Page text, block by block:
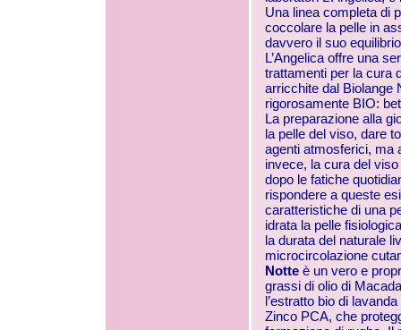
Una linea completa di
coccolare la pelle in
davvero il suo
L’Angelica offre una
trattamenti per la cura
arricchite dal Biolange
rigorosamente BIO:
La preparazione alla
la pelle del viso, dare
agenti atmosferici, ma
invece, la cura del
dopo le fatiche
rispondere a queste
caratteristiche di una
idrata la pelle
la durata del naturale
microcircolazione
Notte è un vero e
grassi di olio di
l’estratto bio di
Zinco PCA, che